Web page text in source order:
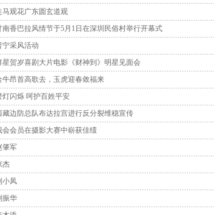
马观花广东圆玄道观
南香巴拉风情节于5月1日在深圳民俗村举行开幕式
宁采风活动
星贺岁喜剧大片电影《财神到》明星见面会
牛昂首高歌去，玉虎迎春敛福来
灯闪烁 呵护百姓平安
藏边防总队布达拉宫进行反分裂维稳宣传
会会员在摄影大赛中崭获佳绩
肇军
杰
小凤
振华